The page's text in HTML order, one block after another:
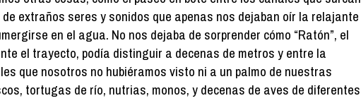
extraños seres y sonidos que apenas nos dejaban oír la relajante
en el agua. No nos dejaba de sorprender cómo “Ratón”, el
el trayecto, podía distinguir a decenas de metros y entre la
que nosotros no hubiéramos visto ni a un palmo de nuestras
tortugas de río, nutrias, monos, y decenas de aves de diferentes